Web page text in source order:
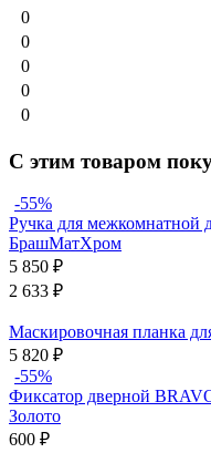
0
0
0
0
0
С этим товаром
-55%
Ручка для межкомнатной
БрашМатХром
5 850 ₽
2 633 ₽
Маскировочная планка
5 820 ₽
-55%
Фиксатор дверной
Золото
600 ₽